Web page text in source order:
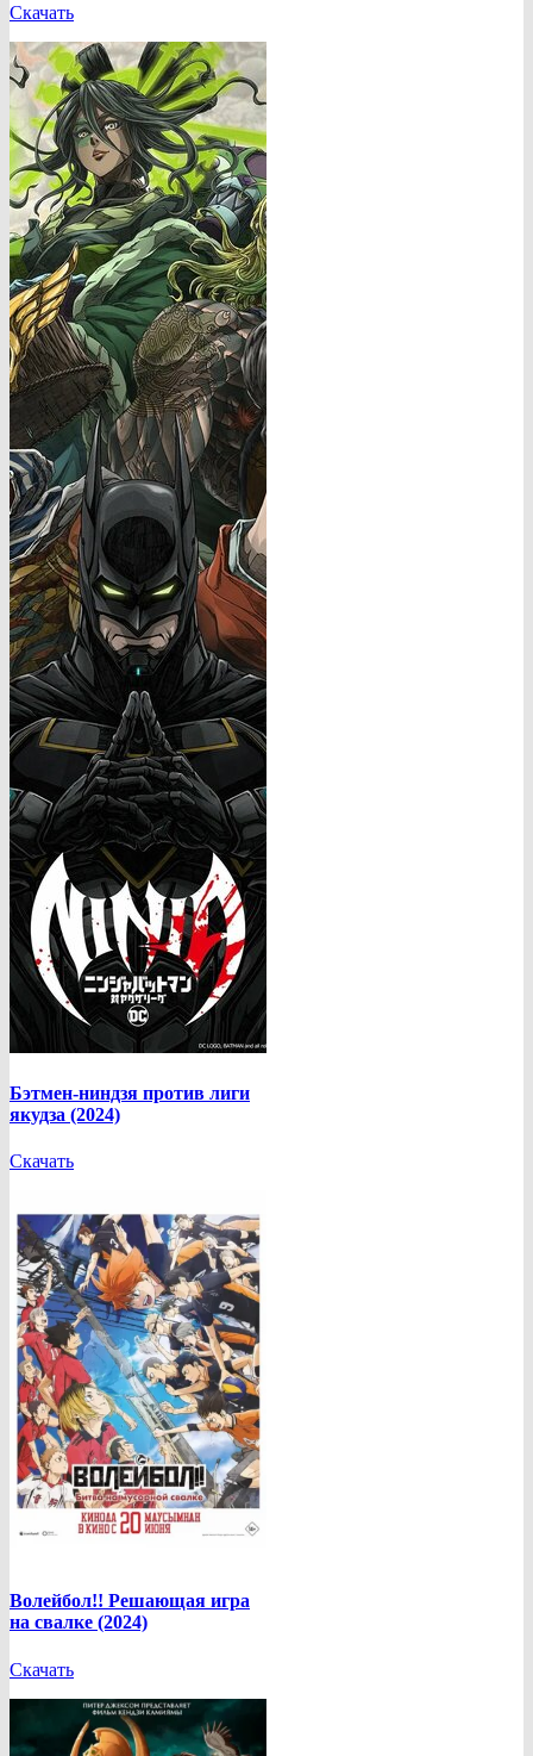
Скачать
Бэтмен-ниндзя против лиги
якудза (2024)
Скачать
Волейбол!! Решающая игра
на свалке (2024)
Скачать